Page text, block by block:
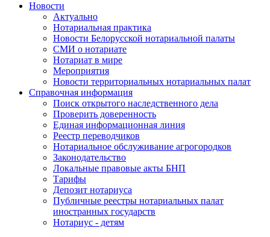
Новости
Актуально
Нотариальная практика
Новости Белорусской нотариальной палаты
СМИ о нотариате
Нотариат в мире
Мероприятия
Новости территориальных нотариальных палат
Справочная информация
Поиск открытого наследственного дела
Проверить доверенность
Единая информационная линия
Реестр переводчиков
Нотариальное обслуживание агрогородков
Законодательство
Локальные правовые акты БНП
Тарифы
Депозит нотариуса
Публичные реестры нотариальных палат
иностранных государств
Нотариус - детям